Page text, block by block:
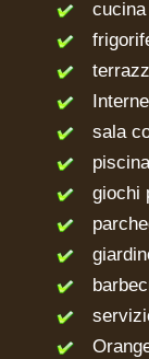
cucina
sala
piscina
giochi